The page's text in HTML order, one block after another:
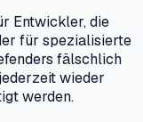
Entwickler, die
für spezialisierte
fälschlich
wieder
werden.